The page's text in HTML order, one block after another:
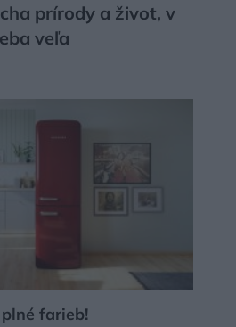
prírody a život, v
veľa
farieb!